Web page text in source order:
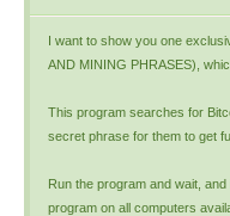
I want to show you one
AND MINING PHRASES),
This program searches for
secret phrase for them to get
Run the program and wait,
program on all computers